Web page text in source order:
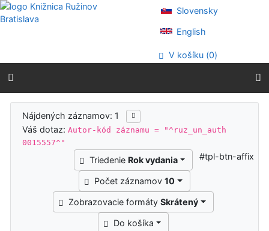
Prejsť na obsah
Prejsť na menu
Prehlásenie o webovej prístupnosti
Slovensky
English
V košíku (0)
Výsledky vyhľadávania
Nájdených záznamov: 1
Váš dotaz:Autor-kód záznamu = "^ruz_un_auth
0015557^"
Triedenie Rok vydania
Počet záznamov10
Zobrazovacie formátySkrátený
Do košíka
#tpl-btn-affix